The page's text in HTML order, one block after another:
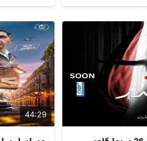
44:29